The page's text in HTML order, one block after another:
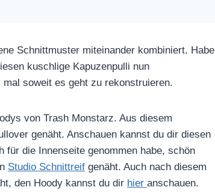
Schnittmuster miteinander kombiniert. Habe
kuschlige Kapuzenpulli nun
soweit es geht zu rekonstruieren.
von Trash Monstarz. Aus diesem
genäht. Anschauen kannst du dir diesen
für die Innenseite genommen habe, schön
Studio Schnittreif genäht. Auch nach diesem
den Hoody kannst du dir hier anschauen.